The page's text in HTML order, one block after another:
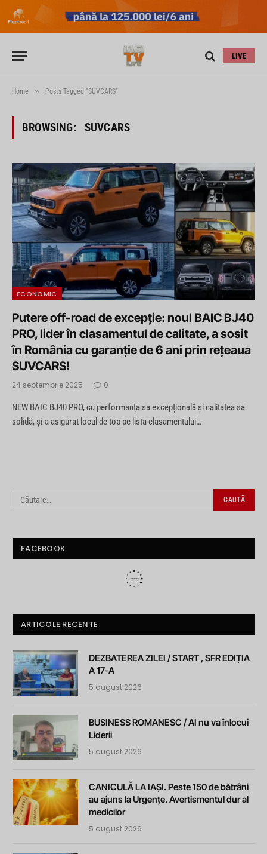
LIVE
Home » Posts Tagged "SUVCARS"
BROWSING: SUVCARS
ECONOMIC
Putere off-road de excepție: noul BAIC BJ40
PRO, lider în clasamentul de calitate, a sosit
în România cu garanție de 6 ani prin rețeaua
SUVCARS!
24 septembrie 2025 0
NEW BAIC BJ40 PRO, cu performanța sa excepțională și calitatea sa
solidă, și-a asigurat locul de top pe lista clasamentului…
FACEBOOK
ARTICOLE RECENTE
DEZBATEREA ZILEI / START , SFR EDIȚIA
A 17-A
5 august 2026
BUSINESS ROMANESC / AI nu va înlocui
Liderii
5 august 2026
CANICULĂ LA IAȘI. Peste 150 de bătrâni
au ajuns la Urgențe. Avertismentul dur al
medicilor
5 august 2026